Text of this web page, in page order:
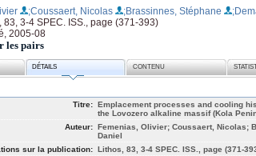
;Coussaert, Nicolas ;Brassinnes, Stéphane
83, 3-4 SPEC. ISS., page (371-393)
2005-08
les pairs
DÉTAILS CONTENU
Titre: Emplacement processes and cooling
the Lovozero alkaline massif (Kola
Auteur: Femenias, Olivier; Coussaert, Nicolas;
Daniel
sur la publication: Lithos, 83, 3-4 SPEC. ISS., page (371-